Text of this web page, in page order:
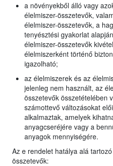
a növényekből álló vagy
élelmiszer-összetevők,
élelmiszer-összetevők, a
tenyésztési gyakorlat
élelmiszer-összetevők
élelmiszerként történő
igazolható;
az élelmiszerek és az
jelenleg nem használt, az
összetevők összetételében
számottevő változásokat
alkalmaztak, amelyek
anyagcseréjére vagy a
anyagok mennyiségére.
Az e rendelet hatálya alá
összetevők: